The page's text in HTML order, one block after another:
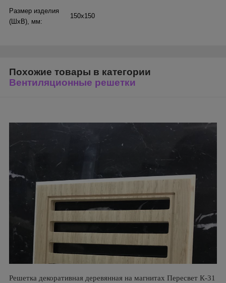
Размер изделия
(ШхВ), мм:
150х150
Похожие товары в категории
Вентиляционные решетки
Решетка декоративная деревянная на магнитах Пересвет К-31